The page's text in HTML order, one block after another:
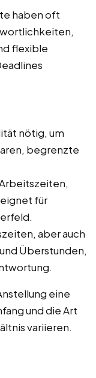
haben oft
flexible
nötig, um
begrenzte
für
aber auch
Überstunden,
eine
und die Art
variieren.